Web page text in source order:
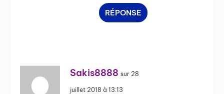
RÉPONSE
Sakis8888 sur 28
juillet 2018 à 13:13